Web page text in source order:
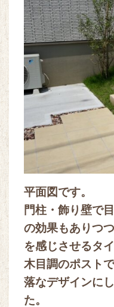
平面図です。
門柱・飾り壁で
の効果もありつ
を感じさせるタ
木目調のポスト
落なデザインに
た。